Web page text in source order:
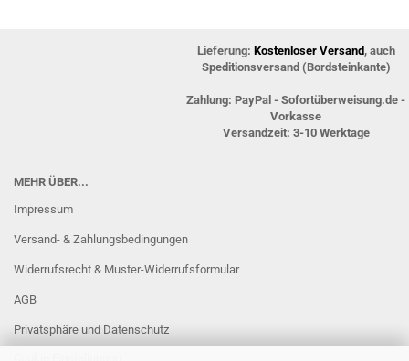
Lieferung: Kostenloser Versand , auch
Speditionsversand (Bordsteinkante)
Zahlung: PayPal - Sofortüberweisung.de -
Vorkasse
Versandzeit: 3-10 Werktage
MEHR ÜBER...
Impressum
Versand- & Zahlungsbedingungen
Widerrufsrecht & Muster-Widerrufsformular
AGB
Privatsphäre und Datenschutz